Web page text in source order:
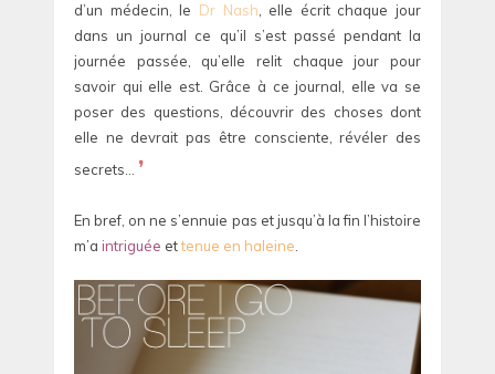
d’un médecin, le Dr Nash, elle écrit chaque jour
dans un journal ce qu’il s’est passé pendant la
journée passée, qu’elle relit chaque jour pour
savoir qui elle est. Grâce à ce journal, elle va se
poser des questions, découvrir des choses dont
elle ne devrait pas être consciente, révéler des
secrets… ❜
En bref, on ne s’ennuie pas et jusqu’à la fin l’histoire
m’a intriguée ettenue en haleine